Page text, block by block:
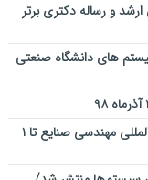
و رساله دکتری برتر
های دانشگاه صنعتی
مهلت ارسال مقالات به شانزدهمین کنفرانس بین المللی مهندسی صنایع تا ۱